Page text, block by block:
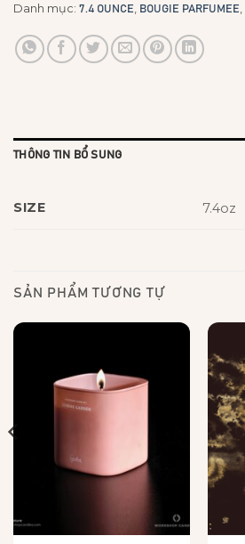
Danh mục: 7.4 OUNCE BOUGIE PARFUMEE
THÔNG TIN BỔ SUNG
SIZE 7.4oz
SẢN PHẨM TƯƠNG TỰ